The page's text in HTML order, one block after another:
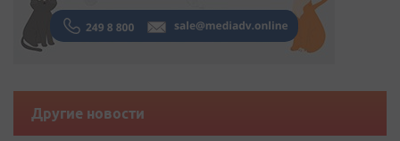
Другие новости